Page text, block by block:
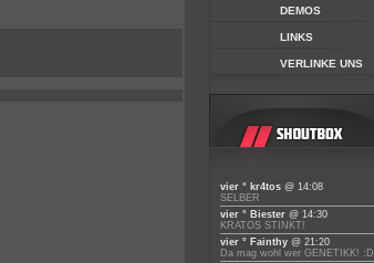
DEMOS
LINKS
VERLINKE UNS
vier ° kr4tos @ 14:08
SELBER
vier ° Biester @ 14:30
KRATOS STINKT!
vier ° Fainthy @ 21:20
Da mag wohl wer GENETIKK! :D